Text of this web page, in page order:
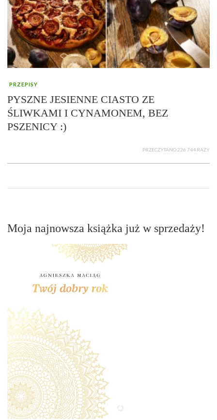
PRZEPISY
PYSZNE JESIENNE CIASTO ZE
ŚLIWKAMI I CYNAMONEM, BEZ
PSZENICY :)
PRZECZYTANO 226 744 RAZY
Moja najnowsza książka już w sprzedaży!